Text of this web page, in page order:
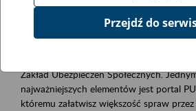
Event description
Platforma Usług Elektronicznych ZUS
Zakład Ubezpieczeń Społecznych.
najważniejszych elementów jest portal
któremu załatwisz większość spraw
Przejdź do